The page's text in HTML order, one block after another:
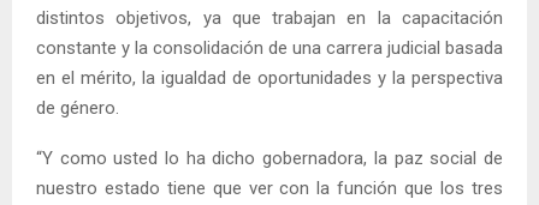
distintos objetivos, ya que trabajan en la capacitación
constante y la consolidación de una carrera judicial basada
en el mérito, la igualdad de oportunidades y la perspectiva
de género.
“Y como usted lo ha dicho gobernadora, la paz social de
nuestro estado tiene que ver con la función que los tres